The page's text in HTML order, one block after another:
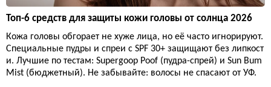
Топ-6 средств для защиты кожи головы от солнца 2026
Кожа головы обгорает не хуже лица, но её часто игнорируют.
Специальные пудры и спреи с SPF 30+ защищают без липкост
и. Лучшие по тестам: Supergoop Poof (пудра-спрей) и Sun Bum
Mist (бюджетный). Не забывайте: волосы не спасают от УФ.